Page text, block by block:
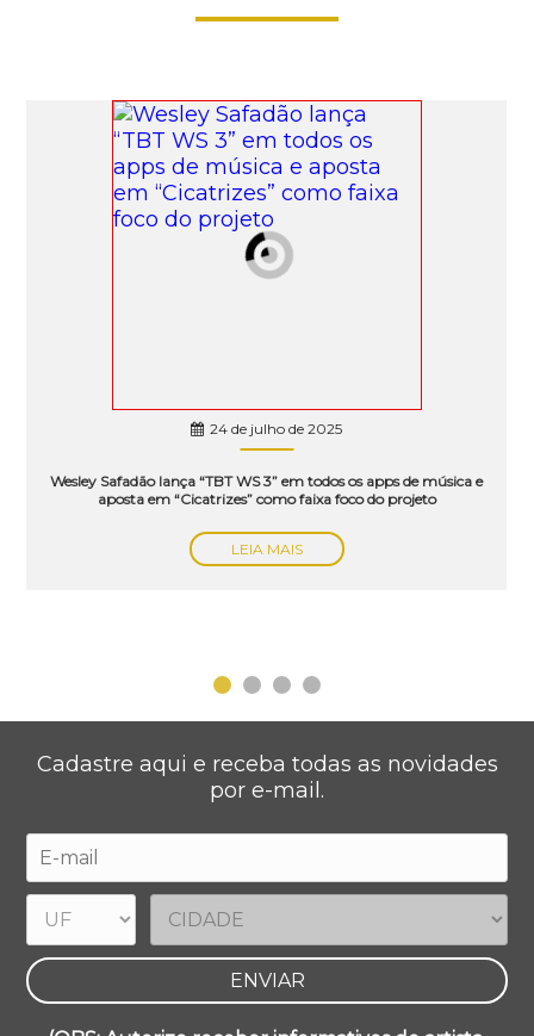
24 de julho de 2025
Wesley Safadão lança “TBT WS 3” em todos os apps de música e
aposta em “Cicatrizes” como faixa foco do projeto
LEIA MAIS
Cadastre aqui e receba todas as novidades
por e-mail.